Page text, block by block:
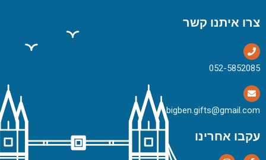
צרו איתנו קשר
bigben.gifts@gmail.com
עקבו אחרינו